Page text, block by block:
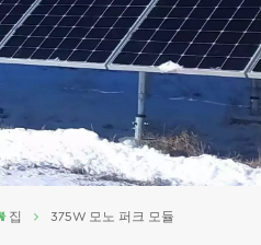
집 375W 모노 퍼크 모듈